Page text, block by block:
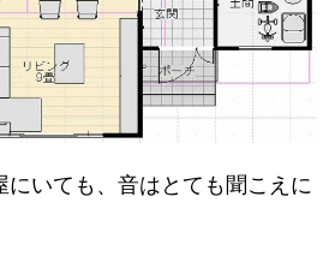
にいても、音はとても聞こえに